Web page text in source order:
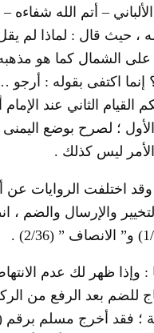
– أتم الله شفاءه
، حيث قال : لماذا لم
على الشمال كما هو
إنما اكتفى بقوله : أرجو
القيام الثاني عند
الأول ؛ لصرح بوضع
ليس كذلك .
اختلفت الروايات عن
والإرسال والضم ،
: وإذا ظهر لك عدم
للضم بعد الرفع من